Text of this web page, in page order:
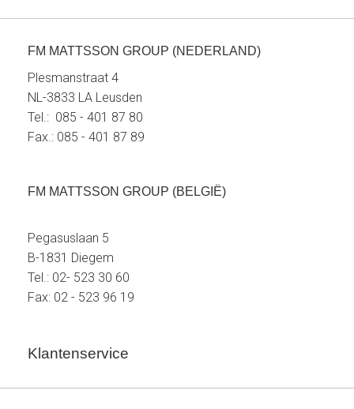
FM MATTSSON GROUP (NEDERLAND)
Plesmanstraat 4
NL-3833 LA Leusden
Tel.: 085 - 401 87 80
Fax.: 085 - 401 87 89
FM MATTSSON GROUP (BELGIË)
Pegasuslaan 5
B-1831 Diegem
Tel.: 02- 523 30 60
Fax: 02 - 523 96 19
Klantenservice